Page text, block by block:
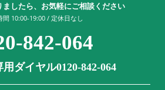
ましたら、お気軽にご相談ください
間 10:00-19:00 / 定休日なし
842-064
ダイヤル0120-842-064